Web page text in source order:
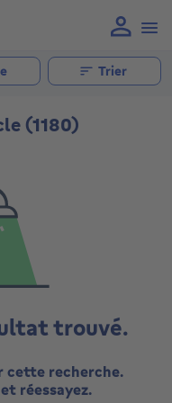
Trier
(1180)
trouvé.
cette recherche.
réessayez.